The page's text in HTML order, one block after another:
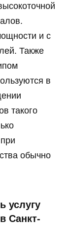
и с
Также
в
такого
обычно
услугу
Санкт-